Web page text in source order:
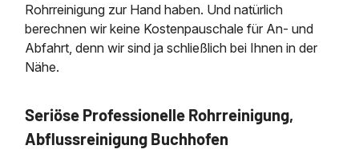
Rohrreinigung zur Hand haben. Und natürlich
berechnen wir keine Kostenpauschale für An- und
Abfahrt, denn wir sind ja schließlich bei Ihnen in der
Nähe.
Seriöse Professionelle Rohrreinigung,
Abflussreinigung Buchhofen